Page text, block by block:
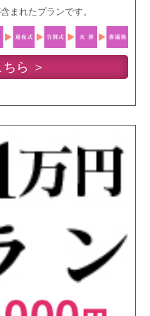
まれたプランです。
ら ＞